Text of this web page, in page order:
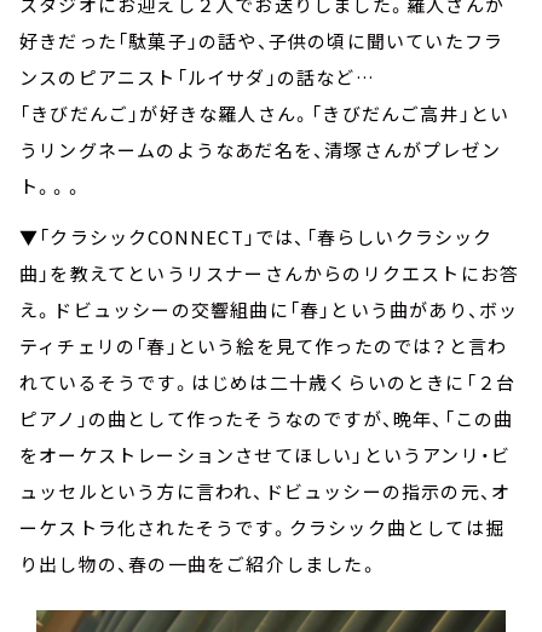
好きだった「駄菓子」の話や、子供の頃に聞いていたフラ
ンスのピアニスト「ルイサダ」の話など…
「きびだんご」が好きな羅人さん。「きびだんご高井」とい
うリングネームのようなあだ名を、清塚さんがプレゼン
ト。。。
▼「クラシックCONNECT」では、「春らしいクラシック
曲」を教えてというリスナーさんからのリクエストにお答
え。ドビュッシーの交響組曲に「春」という曲があり、ボッ
ティチェリの「春」という絵を見て作ったのでは？と言わ
れているそうです。はじめは二十歳くらいのときに「２台
ピアノ」の曲として作ったそうなのですが、晩年、「この曲
をオーケストレーションさせてほしい」というアンリ・ビ
ュッセルという方に言われ、ドビュッシーの指示の元、オ
ーケストラ化されたそうです。クラシック曲としては掘
り出し物の、春の一曲をご紹介しました。